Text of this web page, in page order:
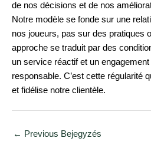
de nos décisions et de nos
Notre modèle se fonde sur une
nos joueurs, pas sur des pratiques
approche se traduit par des
un service réactif et un
responsable. C’est cette régularité
et fidélise notre clientèle.
← Previous Bejegyzés